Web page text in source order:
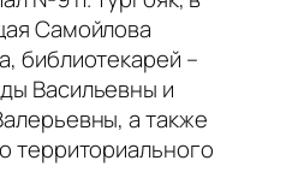
Самойлова
библиотекарей –
Васильевны и
а также
территориального